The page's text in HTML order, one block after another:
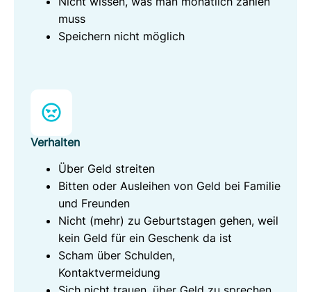
muss
Speichern nicht möglich
Verhalten
Über Geld streiten
Bitten oder Ausleihen von Geld bei Familie
und Freunden
Nicht (mehr) zu Geburtstagen gehen, weil
kein Geld für ein Geschenk da ist
Scham über Schulden,
Kontaktvermeidung